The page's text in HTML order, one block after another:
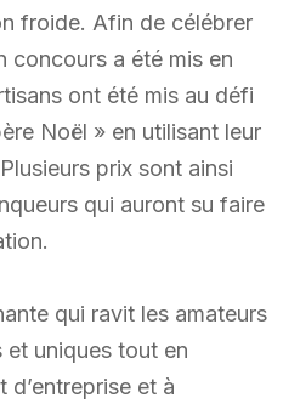
froide. Afin de célébrer
concours a été mis en
ont été mis au défi
Noël » en utilisant leur
prix sont ainsi
qui auront su faire
qui ravit les amateurs
uniques tout en
d’entreprise et à